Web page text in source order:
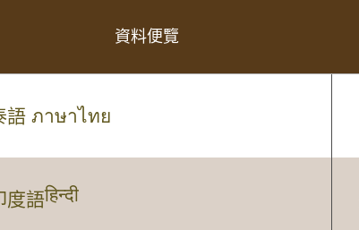
資料便覽
語 ภาษาไทย
度語हिन्दी